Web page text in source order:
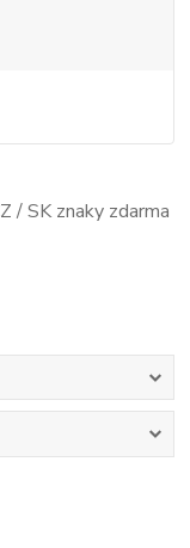
/ SK znaky zdarma